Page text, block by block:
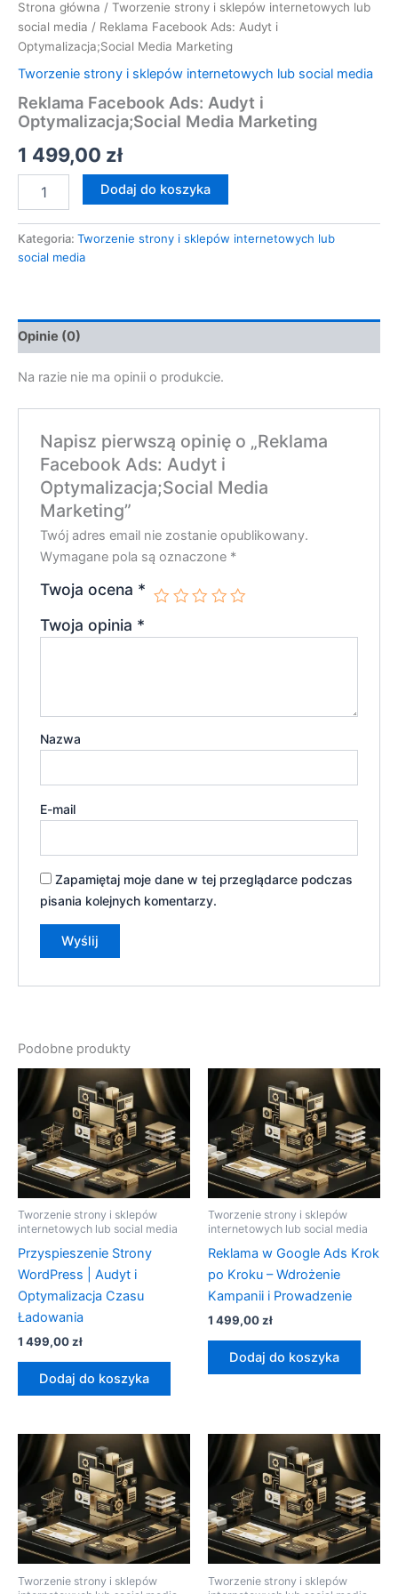
Strona główna / Tworzenie strony i sklepów internetowych lub
social media / Reklama Facebook Ads: Audyt i
Optymalizacja;Social Media Marketing
Tworzenie strony i sklepów internetowych lub social media
Reklama Facebook Ads: Audyt i
Optymalizacja;Social Media Marketing
1 499,00 zł
Dodaj do koszyka
Kategoria: Tworzenie strony i sklepów internetowych lub
social media
Opinie (0)
Na razie nie ma opinii o produkcie.
Napisz pierwszą opinię o „Reklama
Facebook Ads: Audyt i
Optymalizacja;Social Media
Marketing”
Twój adres email nie zostanie opublikowany.
Wymagane pola są oznaczone *
Twoja ocena *
Twoja opinia *
Nazwa
E-mail
Zapamiętaj moje dane w tej przeglądarce podczas
pisania kolejnych komentarzy.
Podobne produkty
Tworzenie strony i sklepów
internetowych lub social media
Przyspieszenie Strony
WordPress | Audyt i
Optymalizacja Czasu
Ładowania
1 499,00zł
Dodaj do koszyka
Tworzenie strony i sklepów
internetowych lub social media
Reklama w Google Ads Krok
po Kroku – Wdrożenie
Kampanii i Prowadzenie
1 499,00zł
Dodaj do koszyka
Tworzenie strony i sklepów
Tworzenie strony i sklepów